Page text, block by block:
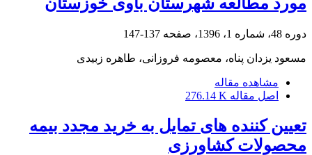
دوره 48، شماره 1، 1396، صفحه 137-147
مسعود یزدان پناه، معصومه فروزانی، طاهره زبیدی
مشاهده مقاله
اصل مقاله 276.14 K
تعیین کننده های تمایل به خرید مجدد بیمه
محصولات کشاورزی